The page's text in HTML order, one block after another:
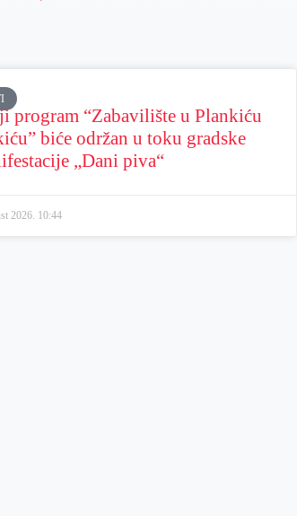
program “Zabavilište u Plankiću
biće održan u toku gradske
„Dani piva“
2026. 10:44